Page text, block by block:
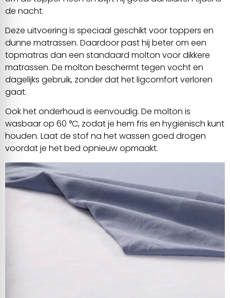
de nacht.
Deze uitvoering is speciaal geschikt voor toppers en
dunne matrassen. Daardoor past hij beter om een
topmatras dan een standaard molton voor dikkere
matrassen. De molton beschermt tegen vocht en
dagelijks gebruik, zonder dat het ligcomfort verloren
gaat.
Ook het onderhoud is eenvoudig. De molton is
wasbaar op 60 °C, zodat je hem fris en hygiënisch kunt
houden. Laat de stof na het wassen goed drogen
voordat je het bed opnieuw opmaakt.